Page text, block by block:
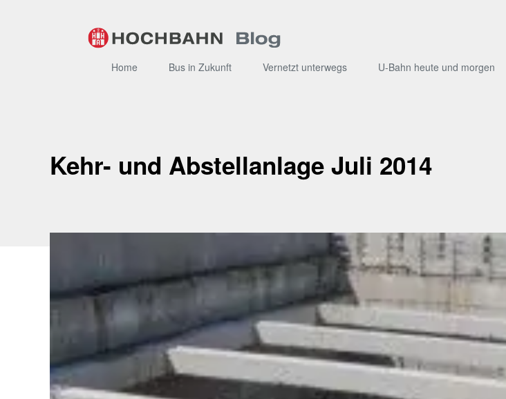
Home Bus in Zukunft Vernetzt unterwegs U-Bahn heute und morgen
Kehr- und Abstellanlage Juli 2014